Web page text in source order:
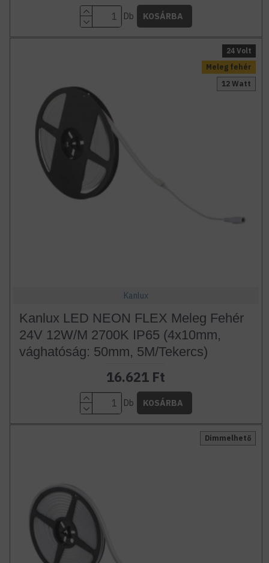
Db KOSÁRBA
Meleg fehér
12 Watt
24 Volt
Kanlux
Kanlux LED NEON FLEX Meleg Fehér
24V 12W/M 2700K IP65 (4x10mm,
vághatóság: 50mm, 5M/Tekercs)
16.621 Ft
Db KOSÁRBA
Dimmelhető